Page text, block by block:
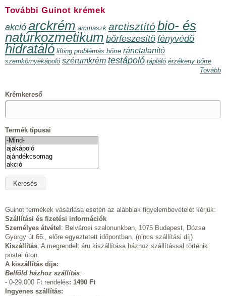
További Guinot krémek
akció arckrém arcmaszk arctisztító bio- és
natúrkozmetikum bőrfeszesítő fényvédő
hidratáló lifting problémás bőrre ránctalanító
szemkörnyékápoló szérumkrém testápoló tápláló érzékeny bőrre
Tovább
Krémkereső
Termék típusai
Guinot termékek vásárlása esetén az alábbiak figyelembevételét kérjük:
Szállítási és fizetési információk
Személyes átvétel : Belvárosi szalonunkban, 1075 Budapest, Dózsa
György út 66., előre egyeztetett időpontban. (nincs szállítási díj)
Kiszállítás: A megrendelt áru kiszállítása házhoz szállítással történik
postai úton.
A kiszállítás díja:
Belföld házhoz szállítás:
- 0-29.000 Ft rendelés: 1490 Ft
Ingyenes szállítás: